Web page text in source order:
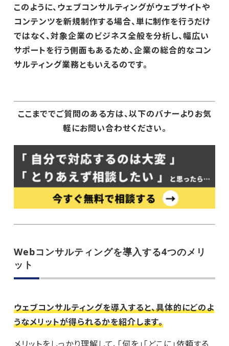
このように、ウェブコンサルティングがウェブサイトや
コンテンツを新規制作する場合、単に制作を行うだけ
ではなく、対象企業のビジネス全般を分析し、幅広い
サポートを行う側面もあるため、企業の総合的なコン
サルティング業務ともいえるのです。
ここまででご質問のある方は、以下のバナーよりお気
軽にお問い合わせください。
Webコンサルティングを導入する4つのメリ
ット
ウェブコンサルティングを導入すると、具体的にどのよ
うなメリットが得られるかを紹介します。
メリットをしっかり理解して、「何を」「どこに」依頼する